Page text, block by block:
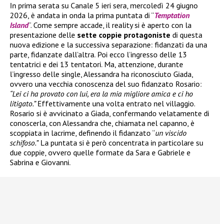
In prima serata su Canale 5 ieri sera, mercoledì 24 giugno
2026, è andata in onda la prima puntata di “Temptation
Island“. Come sempre accade, il reality si è aperto con la
presentazione delle sette coppie protagoniste di questa
nuova edizione e la successiva separazione: fidanzati da una
parte, fidanzate dall’altra. Poi ecco l’ingresso delle 13
tentatrici e dei 13 tentatori. Ma, attenzione, durante
l’ingresso delle single, Alessandra ha riconosciuto Giada,
ovvero una vecchia conoscenza del suo fidanzato Rosario:
“Lei ci ha provato con lui, era la mia migliore amica e ci ho
litigato.”Effettivamente una volta entrato nel villaggio.
Rosario si è avvicinato a Giada, confermando velatamente di
conoscerla, con Alessandra che, chiamata nel capanno, è
scoppiata in lacrime, definendo il fidanzato “un viscido
schifoso.”La puntata si è però concentrata in particolare su
due coppie, ovvero quelle formate da Sara e Gabriele e
Sabrina e Giovanni.